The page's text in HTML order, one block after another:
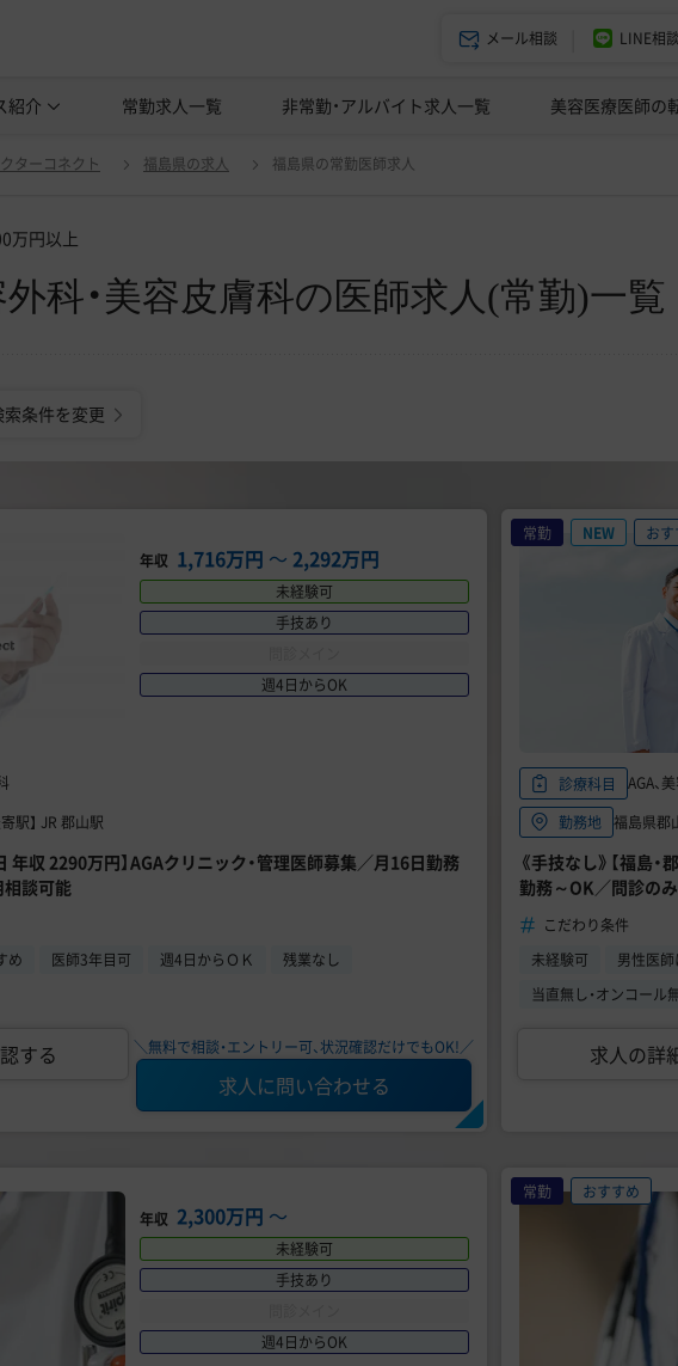
メール相談 LINE相談
紹介 ドクターコネクトの強み エージェント紹
常勤求人一覧 非常勤・アルバイト求人一覧 美容医療医師の
修情報 美容外科・美容皮膚科の医師転職体験談 美容クリニックインタビ
ターコネクト 福島県の求人 福島県の常勤医師求人
万円以上
科・美容皮膚科の医師求人(常勤)一覧
索条件を変更
科の医師求人(常勤)一覧 変更
年収 1,716万円 〜 2,292万円
未経験可
手技あり
週4日からOK
駅】 JR 郡山駅
年収 2290万円】AGAクリニック・管理医師募集／月16日勤務
相談可能
め 医師3年目可 週4日からＯＫ
残業なし
する ＼無料で相談・エントリー可、状況確認だけでもOK!／
求人に問い合わせる
常勤 NEW
お
診療科目
AGA、
勤務地 福島県郡
《手技なし》【福島
勤務～OK／問診のみ
こだわり条件
未経験可
男性医
当直無し・オンコール
求人の詳
年収 2,300万円 〜
未経験可
手技あり
週4日からOK
常勤
おすすめ